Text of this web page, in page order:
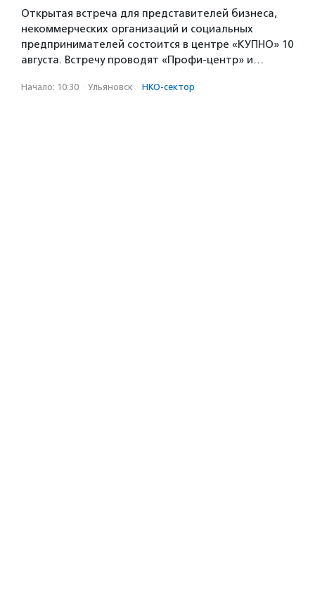
Открытая встреча для представителей бизнеса,
некоммерческих организаций и социальных
предпринимателей состоится в центре «КУПНО» 10
августа. Встречу проводят «Профи-центр» и…
Начало: 10:30 · Ульяновск · НКО-сектор